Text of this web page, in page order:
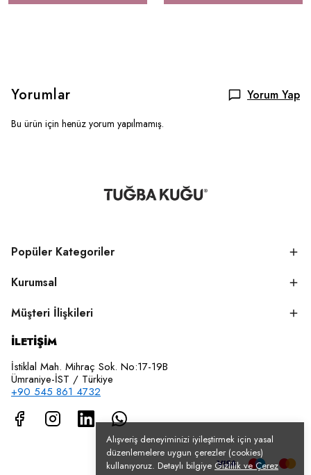
Alışveriş deneyiminizi iyileştirmek için yasal
düzenlemelere uygun çerezler (cookies)
kullanıyoruz. Detaylı bilgiye Gizlilik ve Çerez
Yorumlar Yorum Yap
Bu ürün için henüz yorum yapılmamış.
Popüler Kategoriler
Kurumsal
Müşteri İlişkileri
İLETİŞİM
İstiklal Mah. Mihraç Sok. No:17-19B
Ümraniye-İST / Türkiye
+90 545 861 4732